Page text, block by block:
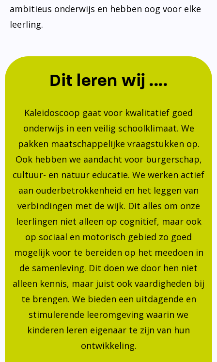
ambitieus onderwijs en hebben oog voor elke
leerling.
Dit leren wij ....
Kaleidoscoop gaat voor kwalitatief goed
onderwijs in een veilig schoolklimaat. We
pakken maatschappelijke vraagstukken op.
Ook hebben we aandacht voor burgerschap,
cultuur- en natuur educatie. We werken actief
aan ouderbetrokkenheid en het leggen van
verbindingen met de wijk. Dit alles om onze
leerlingen niet alleen op cognitief, maar ook
op sociaal en motorisch gebied zo goed
mogelijk voor te bereiden op het meedoen in
de samenleving. Dit doen we door hen niet
alleen kennis, maar juist ook vaardigheden bij
te brengen. We bieden een uitdagende en
stimulerende leeromgeving waarin we
kinderen leren eigenaar te zijn van hun
ontwikkeling.